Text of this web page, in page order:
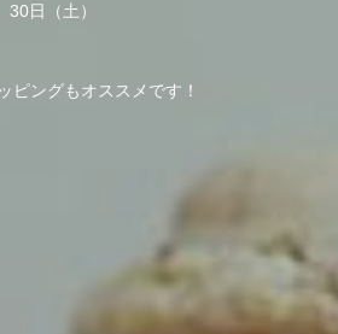
日（土）
ピングもオススメです！